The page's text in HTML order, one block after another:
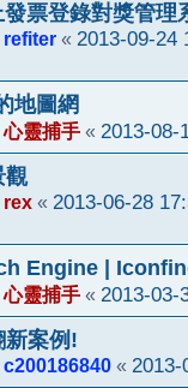
票登錄對獎管理
refiter « 2013-09-24
地圖網
心靈捕手 « 2013-08-
觀
rex « 2013-06-28
Engine |
心靈捕手 « 2013-03-
新案例!
c200186840 « 2013-